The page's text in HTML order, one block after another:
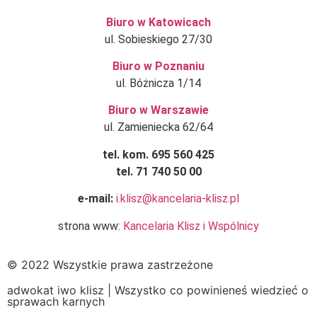
Biuro w Katowicach
ul. Sobieskiego 27/30
Biuro w Poznaniu
ul. Bóżnicza 1/14
Biuro w Warszawie
ul. Zamieniecka 62/64
tel. kom. 695 560 425
tel. 71 740 50 00
e-mail: i.klisz@kancelaria-klisz.pl
strona www: Kancelaria Klisz i Wspólnicy
© 2022 Wszystkie prawa zastrzeżone
adwokat iwo klisz | Wszystko co powinieneś wiedzieć o
sprawach karnych